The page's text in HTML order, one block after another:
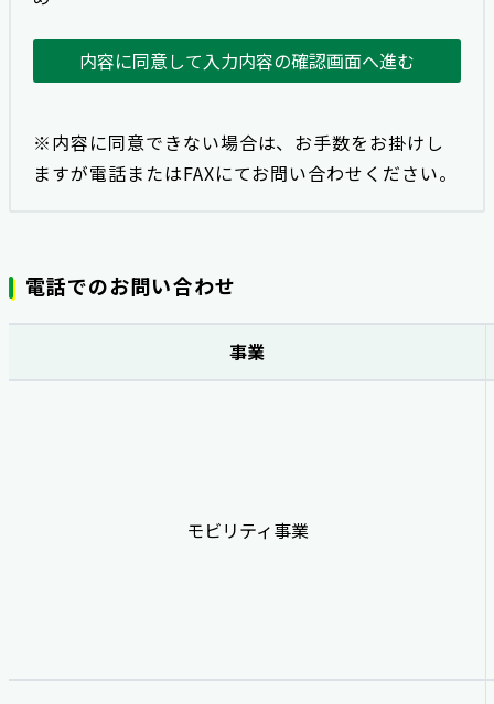
内容に同意して入力内容の確認画面へ進む
※内容に同意できない場合は、お手数をお掛けし
ますが電話またはFAXにてお問い合わせください。
電話でのお問い合わせ
事業
モビリティ事業